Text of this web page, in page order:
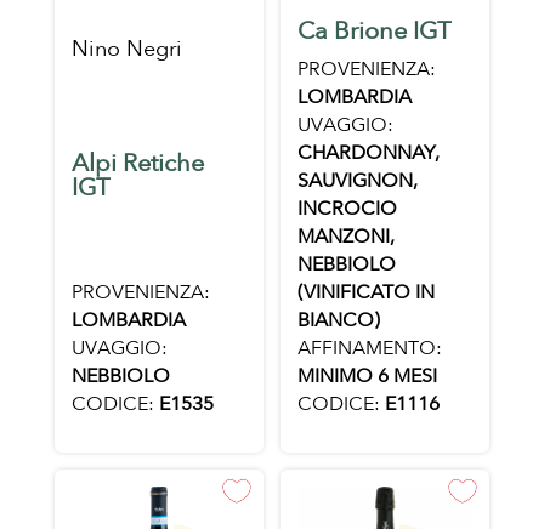
Nino Negri
Alpi Retiche
IGT
PROVENIENZA:
LOMBARDIA
UVAGGIO:
NEBBIOLO
CODICE: E1535
Ca Brione IGT
PROVENIENZA:
LOMBARDIA
UVAGGIO:
CHARDONNAY,
SAUVIGNON,
INCROCIO
MANZONI,
NEBBIOLO
(VINIFICATO IN
BIANCO)
AFFINAMENTO:
MINIMO 6 MESI
CODICE: E1116